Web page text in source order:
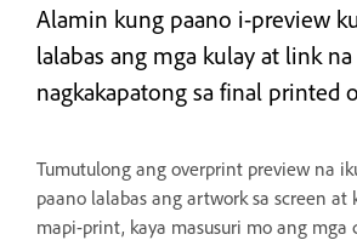
Alamin kung paano i-preview
lalabas ang mga kulay at link na
nagkakapatong sa final printed
Tumutulong ang overprint preview na
paano lalabas ang artwork sa screen at
mapi-print, kaya masusuri mo ang mga